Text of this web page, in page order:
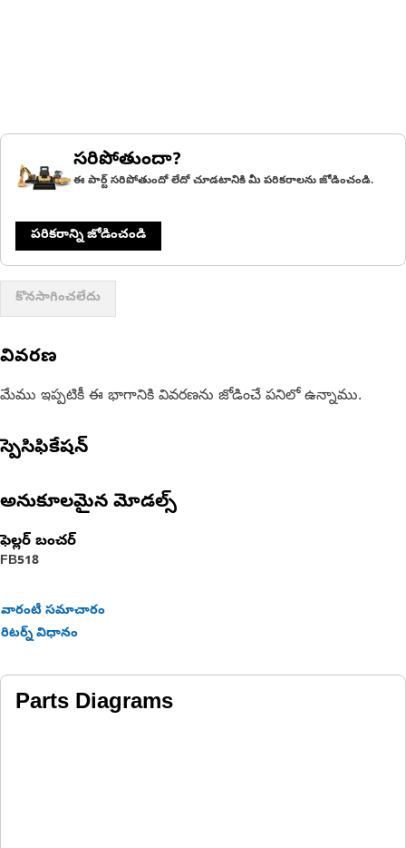
సరిపోతుందా?
ఈ పార్ట్ సరిపోతుందో లేదో చూడటానికి మీ పరికరాలను జోడించండి.
పరికరాన్ని జోడించండి
కొనసాగించలేదు
వివరణ
మేము ఇప్పటికీ ఈ భాగానికి వివరణను జోడించే పనిలో ఉన్నాము.
స్పెసిఫికేషన్
అనుకూలమైన మోడల్స్
ఫెల్లర్ బంచర్
FB518
వారంటీ సమాచారం
రిటర్న్ విధానం
Parts Diagrams